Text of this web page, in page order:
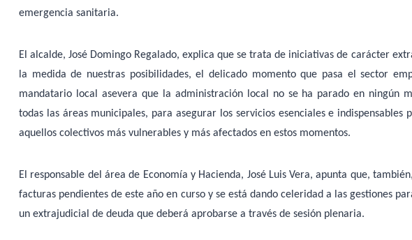
emergencia sanitaria.
El alcalde, José Domingo Regalado, explica que se trata de iniciativas de carácter
la medida de nuestras posibilidades, el delicado momento que pasa el sector
mandatario local asevera que la administración local no se ha parado en ningún
todas las áreas municipales, para asegurar los servicios esenciales e
aquellos colectivos más vulnerables y más afectados en estos momentos.
El responsable del área de Economía y Hacienda, José Luis Vera, apunta que,
facturas pendientes de este año en curso y se está dando celeridad a las gestiones
un extrajudicial de deuda que deberá aprobarse a través de sesión plenaria.